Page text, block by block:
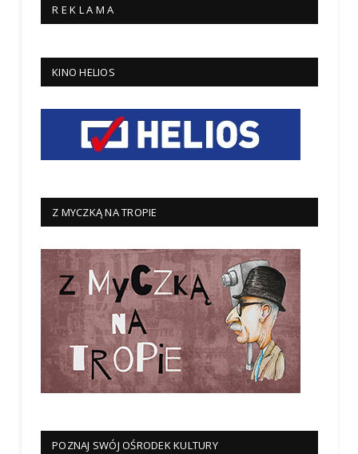
R E K L A M A
KINO HELIOS
Z MYCZKĄ NA TROPIE
POZNAJ SWÓJ OŚRODEK KULTURY